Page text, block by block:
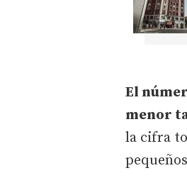
El
menor
la cifra